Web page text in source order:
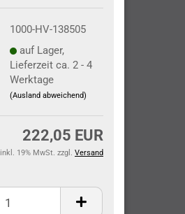
1000-HV-138505
auf Lager,
Lieferzeit ca. 2 - 4
Werktage
(Ausland abweichend)
222,05 EUR
inkl. 19% MwSt. zzgl. Versand